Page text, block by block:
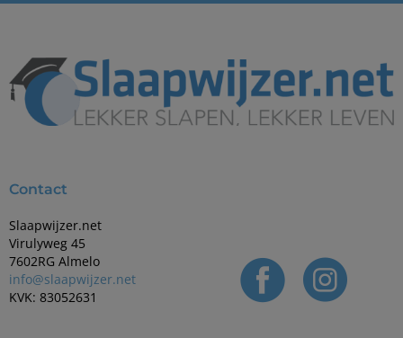
Contact
Slaapwijzer.net
Virulyweg 45
7602RG Almelo
info@slaapwijzer.net
KVK: 83052631